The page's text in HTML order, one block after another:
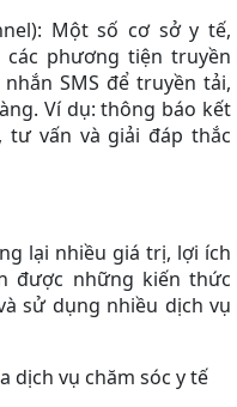
Một số cơ sở y tế,
phương tiện truyền
SMS để truyền tải,
Ví dụ: thông báo kết
tư vấn và giải đáp thắc
lại nhiều giá trị, lợi ích
được những kiến thức
sử dụng nhiều dịch vụ
dịch vụ chăm sóc y tế